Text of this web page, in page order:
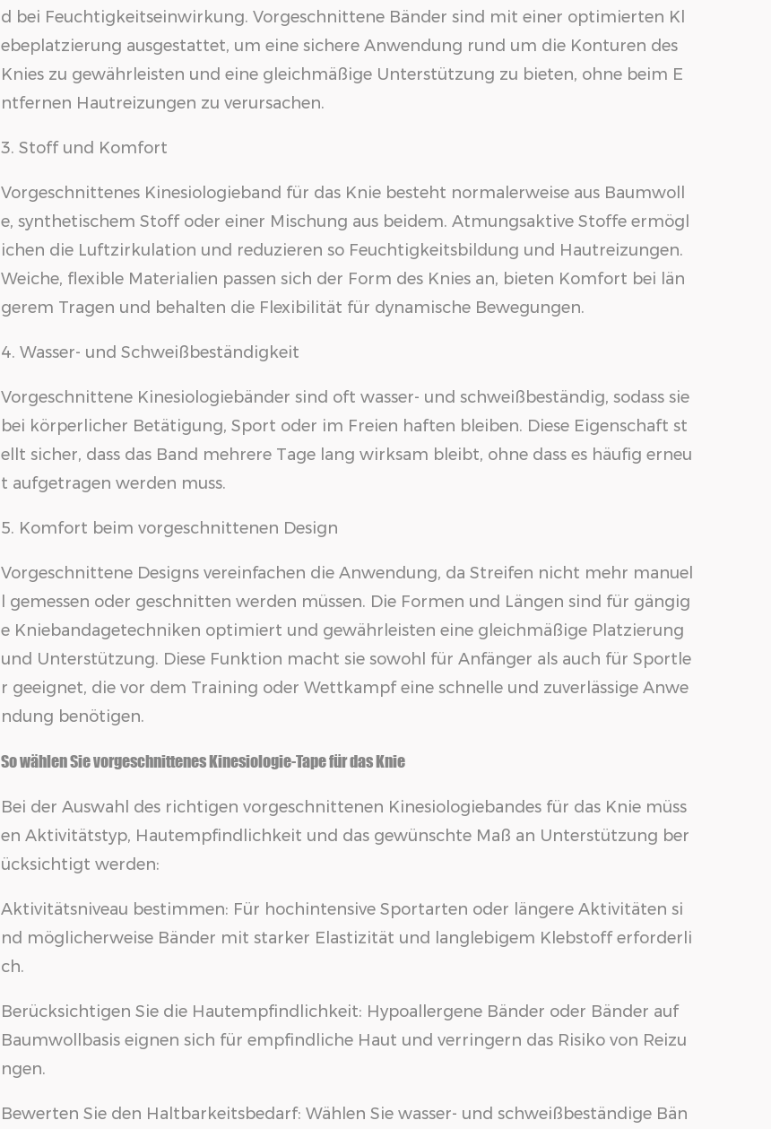
d bei Feuchtigkeitseinwirkung. Vorgeschnittene Bänder sind mit einer optimierten Kl
ebeplatzierung ausgestattet, um eine sichere Anwendung rund um die Konturen des
Knies zu gewährleisten und eine gleichmäßige Unterstützung zu bieten, ohne beim E
ntfernen Hautreizungen zu verursachen.
3. Stoff und Komfort
Vorgeschnittenes Kinesiologieband für das Knie besteht normalerweise aus Baumwoll
e, synthetischem Stoff oder einer Mischung aus beidem. Atmungsaktive Stoffe ermögl
ichen die Luftzirkulation und reduzieren so Feuchtigkeitsbildung und Hautreizungen.
Weiche, flexible Materialien passen sich der Form des Knies an, bieten Komfort bei län
gerem Tragen und behalten die Flexibilität für dynamische Bewegungen.
4. Wasser- und Schweißbeständigkeit
Vorgeschnittene Kinesiologiebänder sind oft wasser- und schweißbeständig, sodass sie
bei körperlicher Betätigung, Sport oder im Freien haften bleiben. Diese Eigenschaft st
ellt sicher, dass das Band mehrere Tage lang wirksam bleibt, ohne dass es häufig erneu
t aufgetragen werden muss.
5. Komfort beim vorgeschnittenen Design
Vorgeschnittene Designs vereinfachen die Anwendung, da Streifen nicht mehr manuel
l gemessen oder geschnitten werden müssen. Die Formen und Längen sind für gängig
e Kniebandagetechniken optimiert und gewährleisten eine gleichmäßige Platzierung
und Unterstützung. Diese Funktion macht sie sowohl für Anfänger als auch für Sportle
r geeignet, die vor dem Training oder Wettkampf eine schnelle und zuverlässige Anwe
ndung benötigen.
So wählen Sie vorgeschnittenes Kinesiologie-Tape für das Knie
Bei der Auswahl des richtigen vorgeschnittenen Kinesiologiebandes für das Knie müss
en Aktivitätstyp, Hautempfindlichkeit und das gewünschte Maß an Unterstützung ber
ücksichtigt werden:
Aktivitätsniveau bestimmen: Für hochintensive Sportarten oder längere Aktivitäten si
nd möglicherweise Bänder mit starker Elastizität und langlebigem Klebstoff erforderli
ch.
Berücksichtigen Sie die Hautempfindlichkeit: Hypoallergene Bänder oder Bänder auf
Baumwollbasis eignen sich für empfindliche Haut und verringern das Risiko von Reizu
ngen.
Bewerten Sie den Haltbarkeitsbedarf: Wählen Sie wasser- und schweißbeständige Bän